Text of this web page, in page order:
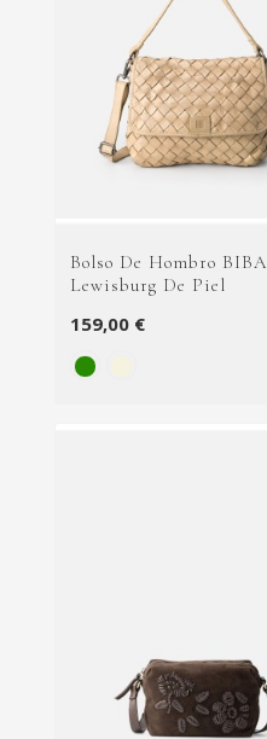
Bolso De Hombro BIBA
Lewisburg De Piel
159,00 €